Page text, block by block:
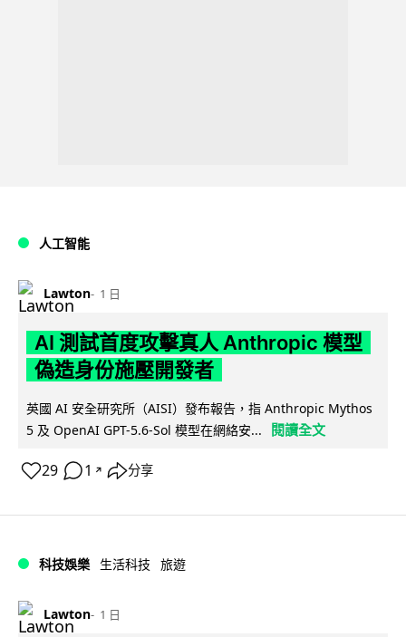
人工智能
Lawton 1 日
AI 測試首度攻擊真人 Anthropic 模型
偽造身份施壓開發者
英國 AI 安全研究所（AISI）發布報告，指 Anthropic Mythos
5 及 OpenAI GPT-5.6-Sol 模型在網絡安...
閱讀全文
29 1 ↗ 分享
科技娛樂 生活科技 旅遊
Lawton 1 日